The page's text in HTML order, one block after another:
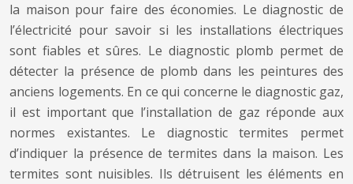
la maison pour faire des économies. Le diagnostic de
l’électricité pour savoir si les installations électriques
sont fiables et sûres. Le diagnostic plomb permet de
détecter la présence de plomb dans les peintures des
anciens logements. En ce qui concerne le diagnostic gaz,
il est important que l’installation de gaz réponde aux
normes existantes. Le diagnostic termites permet
d’indiquer la présence de termites dans la maison. Les
termites sont nuisibles. Ils détruisent les éléments en